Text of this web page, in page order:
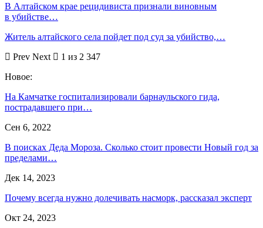
В Алтайском крае рецидивиста признали виновным
в убийстве…
Житель алтайского села пойдет под суд за убийство,…
Prev Next
1 из 2 347
Новое:
На Камчатке госпитализировали барнаульского гида,
пострадавшего при…
Сен 6, 2022
В поисках Деда Мороза. Сколько стоит провести Новый год за
пределами…
Дек 14, 2023
Почему всегда нужно долечивать насморк, рассказал эксперт
Окт 24, 2023